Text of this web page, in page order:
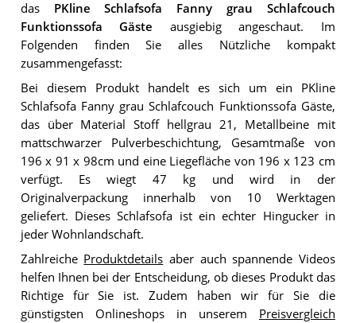
das PKline Schlafsofa Fanny grau Schlafcouch
Funktionssofa Gäste ausgiebig angeschaut. Im
Folgenden finden Sie alles Nützliche kompakt
zusammengefasst:
Bei diesem Produkt handelt es sich um ein PKline
Schlafsofa Fanny grau Schlafcouch Funktionssofa Gäste,
das über Material Stoff hellgrau 21, Metallbeine mit
mattschwarzer Pulverbeschichtung, Gesamtmaße von
196 x 91 x 98cm und eine Liegefläche von 196 x 123 cm
verfügt. Es wiegt 47 kg und wird in der
Originalverpackung innerhalb von 10 Werktagen
geliefert. Dieses Schlafsofa ist ein echter Hingucker in
jeder Wohnlandschaft.
Zahlreiche Produktdetails aber auch spannende Videos
helfen Ihnen bei der Entscheidung, ob dieses Produkt das
Richtige für Sie ist. Zudem haben wir für Sie die
günstigsten Onlineshops in unserem Preisvergleich